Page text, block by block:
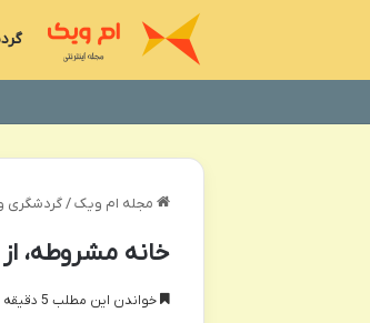
مجله ام ویک / گردشگری
خانه مشروطه،
خواندن این مطلب 5 دقیقه زمان میبرد